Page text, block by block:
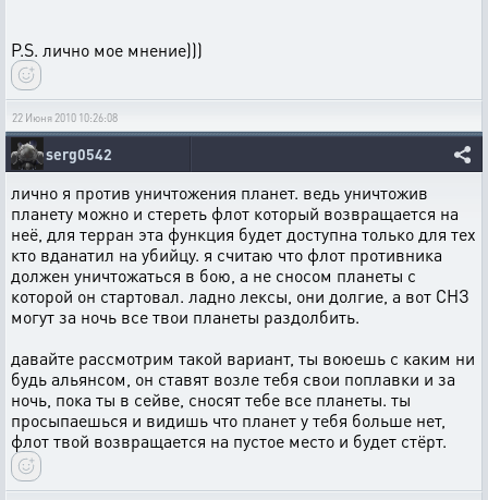
Р.S. лично мое мнение)))
22 Июня 2010 10:26:08
serg0542
лично я против уничтожения планет. ведь уничтожив
планету можно и стереть флот который возвращается на
неё, для терран эта функция будет доступна только для тех
кто вданатил на убийцу. я считаю что флот противника
должен уничтожаться в бою, а не сносом планеты с
которой он стартовал. ладно лексы, они долгие, а вот СНЗ
могут за ночь все твои планеты раздолбить.
давайте рассмотрим такой вариант, ты воюешь с каким ни
будь альянсом, он ставят возле тебя свои поплавки и за
ночь, пока ты в сейве, сносят тебе все планеты. ты
просыпаешься и видишь что планет у тебя больше нет,
флот твой возвращается на пустое место и будет стёрт.